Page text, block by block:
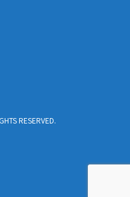
RESERVED.